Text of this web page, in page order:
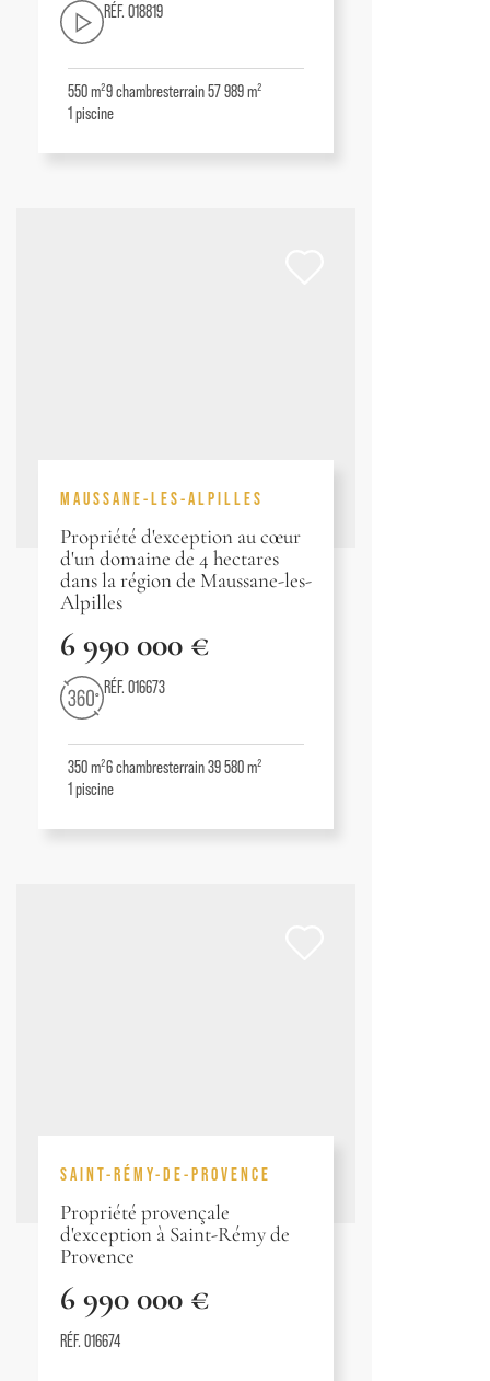
RÉF. 018819
550 m²9chambresterrain 57 989 m²
1piscine
MAUSSANE-LES-ALPILLES
Propriété d'exception au cœur
d'un domaine de 4 hectares
dans la région de Maussane-les-
Alpilles
6 990 000 €
RÉF. 016673
350 m²6chambresterrain 39 580 m²
1piscine
SAINT-RÉMY-DE-PROVENCE
Propriété provençale
d'exception à Saint-Rémy de
Provence
6 990 000 €
RÉF. 016674